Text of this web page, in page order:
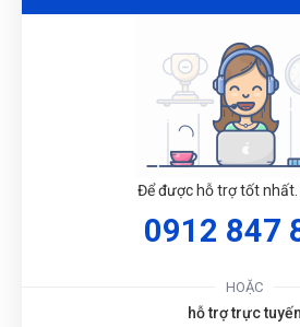
Để được hỗ trợ tốt nhất.
0912 847
HOẶC
hỗ trợ trực tuyến